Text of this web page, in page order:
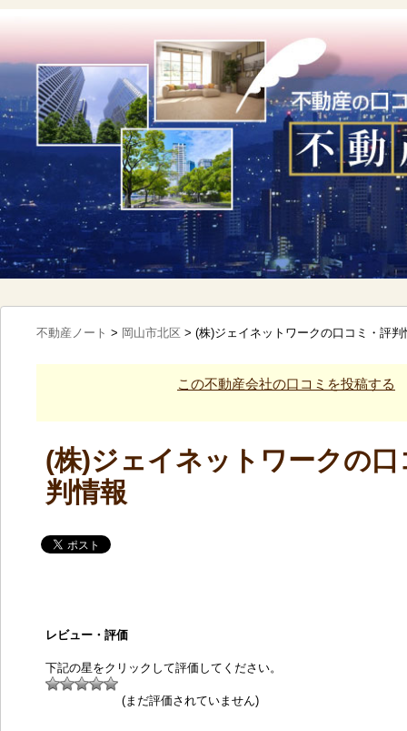
不動産ノート > 岡山市北区 > (株)ジェイネットワークの口コミ・評判
この不動産会社の口コミを投稿する
(株)ジェイネットワークの口
判情報
レビュー・評価
下記の星をクリックして評価してください。
(まだ評価されていません)